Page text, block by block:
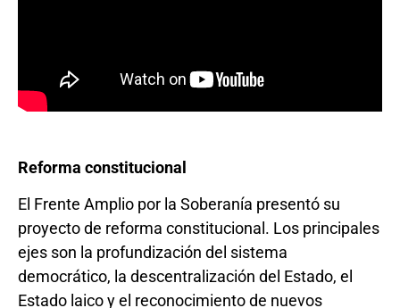
Reforma constitucional
El Frente Amplio por la Soberanía presentó su
proyecto de reforma constitucional. Los principales
ejes son la profundización del sistema
democrático, la descentralización del Estado, el
Estado laico y el reconocimiento de nuevos